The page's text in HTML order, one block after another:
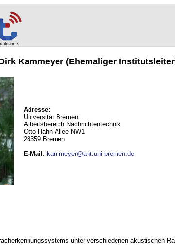
Kammeyer (Ehemaliger
Adresse:
Universität Bremen
Arbeitsbereich Nachrichtentechnik
Otto-Hahn-Allee NW1
28359 Bremen
E-Mail : kammeyer@ant.uni-bremen.de
unter verschiedenen akustischen